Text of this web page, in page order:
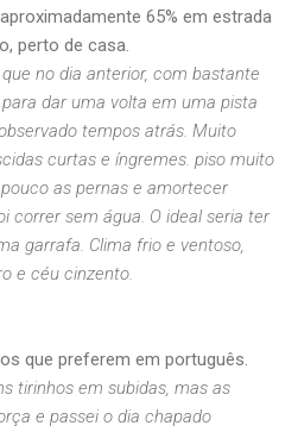
65% em estrada
perto de casa.
no dia anterior, com bastante
dar uma volta em uma pista
tempos atrás. Muito
curtas e íngremes. piso muito
as pernas e amortecer
correr sem água. O ideal seria ter
garrafa. Clima frio e ventoso,
e céu cinzento.
que preferem em português.
tirinhos em subidas, mas as
e passei o dia chapado